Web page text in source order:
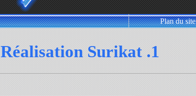
Plan du site
Réalisation Surikat .1